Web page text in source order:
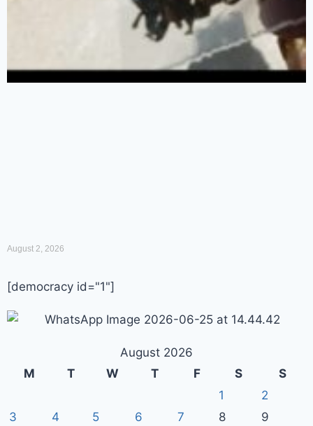
August 2, 2026
[democracy id="1"]
August 2026
M
T W T F S
S
1
2
3
4 5 6 7 8
9